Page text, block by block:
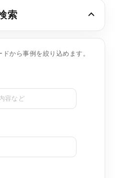
索
から事例を絞り込めます。